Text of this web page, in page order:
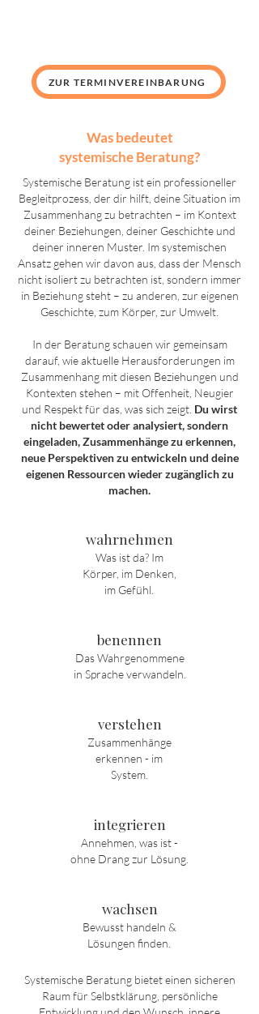
ZUR TERMINVEREINBARUNG
Was bedeutet
systemische Beratung?
Systemische Beratung ist ein professioneller
Begleitprozess, der dir hilft, deine Situation im
Zusammenhang zu betrachten – im Kontext
deiner Beziehungen, deiner Geschichte und
deiner inneren Muster. Im systemischen
Ansatz gehen wir davon aus, dass der Mensch
nicht isoliert zu betrachten ist, sondern immer
in Beziehung steht – zu anderen, zur eigenen
Geschichte, zum Körper, zur Umwelt.
In der Beratung schauen wir gemeinsam
darauf, wie aktuelle Herausforderungen im
Zusammenhang mit diesen Beziehungen und
Kontexten stehen – mit Offenheit, Neugier
und Respekt für das, was sich zeigt. Du wirst
nicht bewertet oder analysiert, sondern
eingeladen, Zusammenhänge zu erkennen,
neue Perspektiven zu entwickeln und deine
eigenen Ressourcen wieder zugänglich zu
machen.
wahrnehmen
Was ist da? Im
Körper, im Denken,
im Gefühl.
benennen
Das Wahrgenommene
in Sprache verwandeln.
verstehen
Zusammenhänge
erkennen - im
System.
integrieren
Annehmen, was ist -
ohne Drang zur Lösung.
wachsen
Bewusst handeln &
Lösungen finden.
Systemische Beratung bietet einen sicheren
Raum für Selbstklärung, persönliche